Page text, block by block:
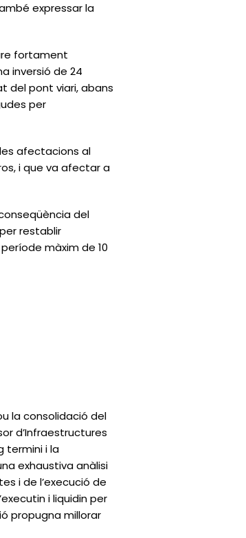
expressar la
fortament
inversió de 24
del pont viari, abans
per
afectacions al
i que va afectar a
del
restablir
màxim de 10
la consolidació del
d’Infraestructures
termini i la
exhaustiva anàlisi
i de l’execució de
i liquidin per
propugna millorar